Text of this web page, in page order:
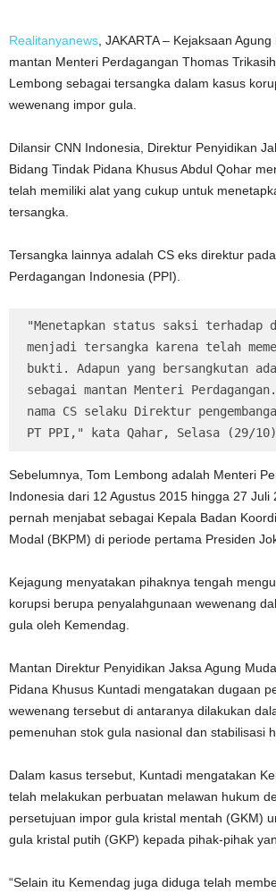
Realitanyanews, JAKARTA – Kejaksaan
mantan Menteri Perdagangan Thomas
Lembong sebagai tersangka dalam kasus
wewenang impor gula.
Dilansir CNN Indonesia, Direktur Penyidikan
Bidang Tindak Pidana Khusus Abdul Qohar
telah memiliki alat yang cukup untuk
tersangka.
Tersangka lainnya adalah CS eks direktur
Perdagangan Indonesia (PPI).
"Menetapkan status saksi terhadap
menjadi tersangka karena telah
bukti. Adapun yang bersangkutan
sebagai mantan Menteri
nama CS selaku Direktur
PT PPI," kata Qahar, Selasa (29/
Sebelumnya, Tom Lembong adalah Menteri
Indonesia dari 12 Agustus 2015 hingga 27 Juli
pernah menjabat sebagai Kepala Badan
Modal (BKPM) di periode pertama Presiden
Kejagung menyatakan pihaknya tengah
korupsi berupa penyalahgunaan wewenang
gula oleh Kemendag.
Mantan Direktur Penyidikan Jaksa Agung
Pidana Khusus Kuntadi mengatakan dugaan
wewenang tersebut di antaranya dilakukan
pemenuhan stok gula nasional dan stabilisasi
Dalam kasus tersebut, Kuntadi mengatakan
telah melakukan perbuatan melawan hukum
persetujuan impor gula kristal mentah (GKM)
gula kristal putih (GKP) kepada pihak-pihak
“Selain itu Kemendag juga diduga telah